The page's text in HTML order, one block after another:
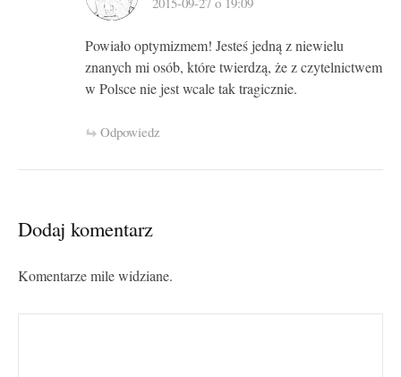
Powiało optymizmem! Jesteś jedną z niewielu
znanych mi osób, które twierdzą, że z czytelnictwem
w Polsce nie jest wcale tak tragicznie.
Odpowiedz
Dodaj komentarz
Komentarze mile widziane.